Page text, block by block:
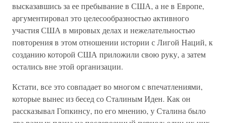
высказавшись за ее пребывание в США, а не в Европе,
аргументировал это целесообразностью активного
участия США в мировых делах и нежелательностью
повторения в этом отношении истории с Лигой Наций, к
созданию которой США приложили свою руку, а затем
остались вне этой организации.
Кстати, все это совпадает во многом с впечатлениями,
которые вынес из бесед со Сталиным Иден. Как он
рассказывал Гопкинсу, по его мнению, у Сталина было